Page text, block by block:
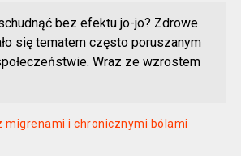
bez efektu jo-jo? Zdrowe
się tematem często poruszanym
Wraz ze wzrostem
migrenami i chronicznymi bólami